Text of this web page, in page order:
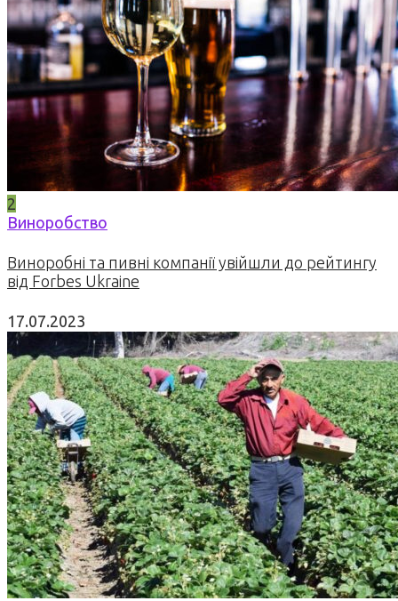
2
Виноробство
Виноробні та пивні компанії увійшли до рейтингу
від Forbes Ukraine
17.07.2023